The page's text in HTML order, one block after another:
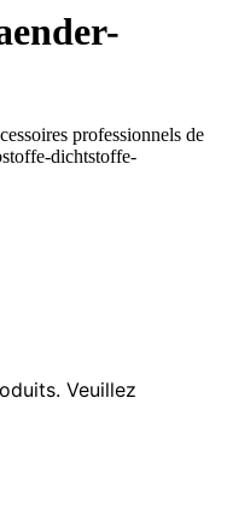
professionnels de
dichtstoffe-
Veuillez